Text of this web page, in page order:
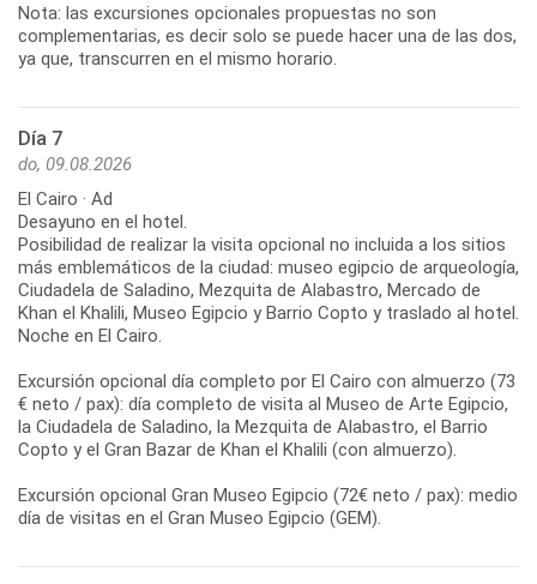
Nota: las excursiones opcionales propuestas no son
complementarias, es decir solo se puede hacer una de las dos,
ya que, transcurren en el mismo horario.
Día 7
do, 09.08.2026
El Cairo · Ad
Desayuno en el hotel.
Posibilidad de realizar la visita opcional no incluida a los sitios
más emblemáticos de la ciudad: museo egipcio de arqueología,
Ciudadela de Saladino, Mezquita de Alabastro, Mercado de
Khan el Khalili, Museo Egipcio y Barrio Copto y traslado al hotel.
Noche en El Cairo.
Excursión opcional día completo por El Cairo con almuerzo (73
€ neto / pax): día completo de visita al Museo de Arte Egipcio,
la Ciudadela de Saladino, la Mezquita de Alabastro, el Barrio
Copto y el Gran Bazar de Khan el Khalili (con almuerzo).
Excursión opcional Gran Museo Egipcio (72€ neto / pax): medio
día de visitas en el Gran Museo Egipcio (GEM).